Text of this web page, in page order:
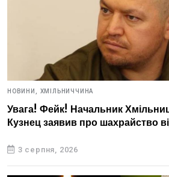
НОВИНИ, ХМІЛЬНИЧЧИНА
Увага! Фейк! Начальник
Кузнец заявив про шахрайство
3 серпня, 2026